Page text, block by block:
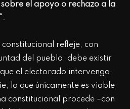
el apoyo o rechazo a la
constitucional refleje, con
del pueblo, debe existir
el electorado intervenga,
lo que únicamente es viable
constitucional procede –con